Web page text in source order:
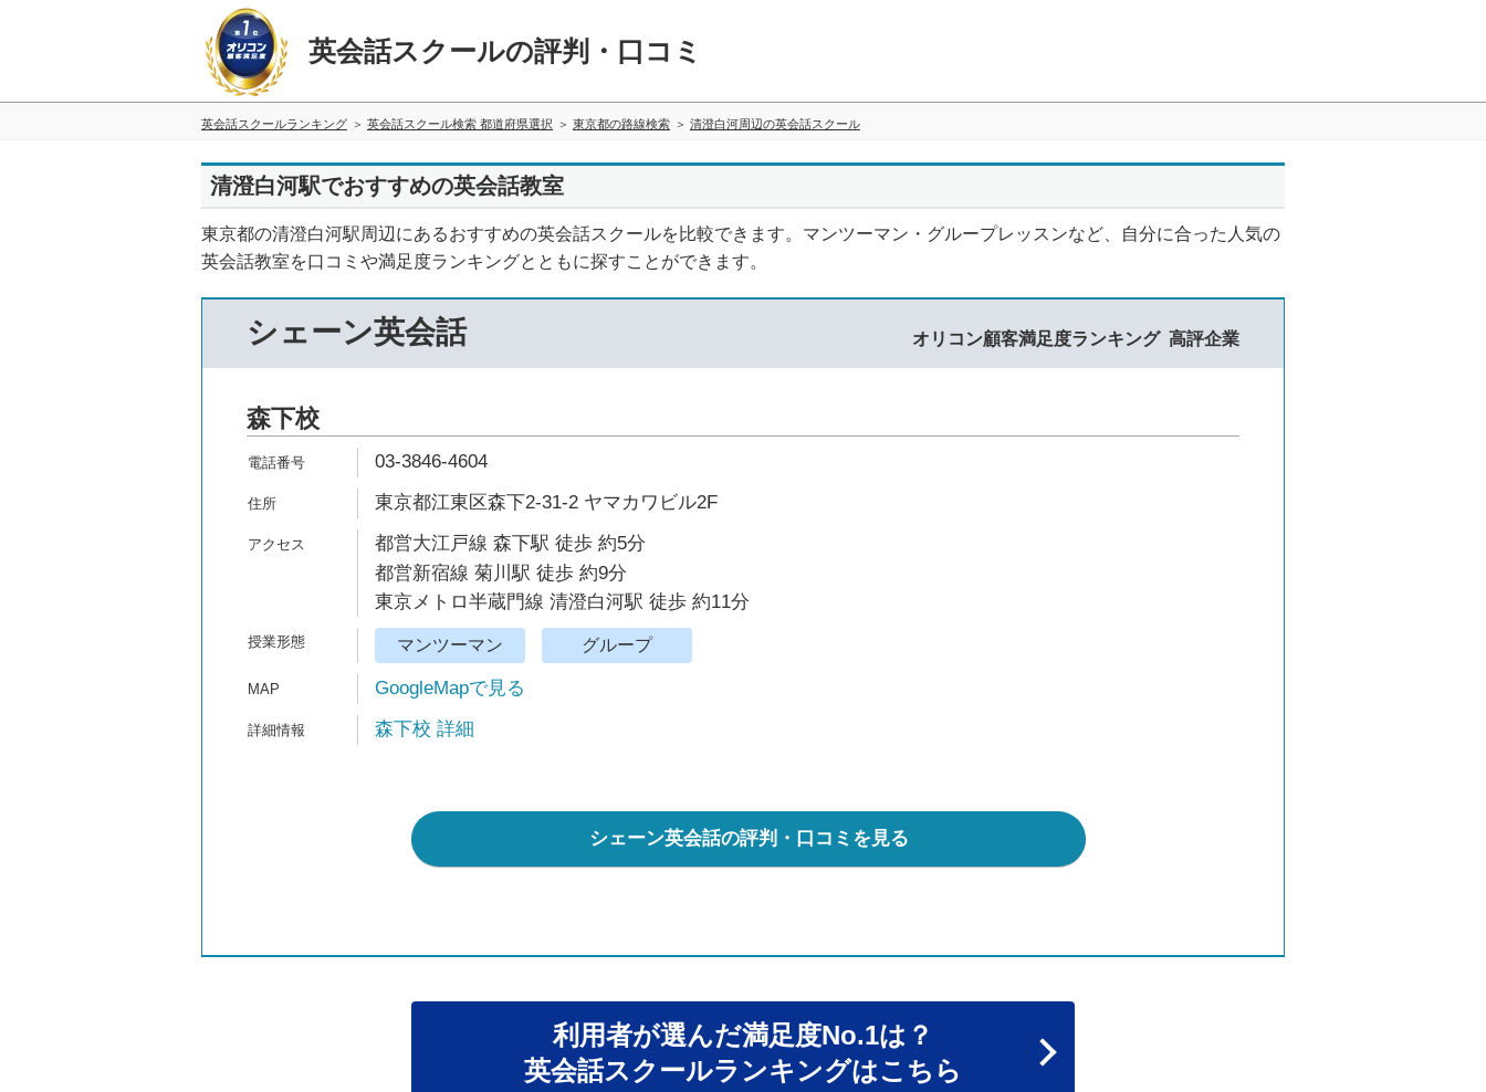
英会話スクールの評判・口コミ
英会話スクールランキング 英会話スクール検索 都道府県選択 東京都の路線検索 清澄白河周辺の英会話スクール
清澄白河駅でおすすめの英会話教室
東京都の清澄白河駅周辺にあるおすすめの英会話スクールを比較できます。マンツーマン・グループレッスンなど、自分に合った人気の
英会話教室を口コミや満足度ランキングとともに探すことができます。
シェーン英会話 オリコン顧客満足度ランキング 高評企業
森下校
03-3846-4604
東京都江東区森下2-31-2 ヤマカワビル2F
都営大江戸線 森下駅 徒歩 約5分
都営新宿線 菊川駅 徒歩 約9分
東京メトロ半蔵門線 清澄白河駅 徒歩 約11分
マンツーマン グループ
GoogleMapで見る
森下校 詳細
シェーン英会話の評判・口コミを見る
利用者が選んだ満足度No.1は？
英会話スクールランキングはこちら